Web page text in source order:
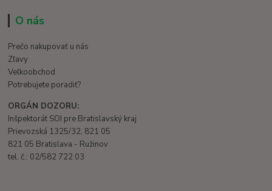
O nás
Prečo nakupovať u nás
Zľavy
Veľkoobchod
Potrebujete poradiť?
ORGÁN DOZORU:
Inšpektorát SOI pre Bratislavský kraj
Prievozská 1325/32, 821 05
821 05 Bratislava - Ružinov
tel. č.: 02/582 722 03